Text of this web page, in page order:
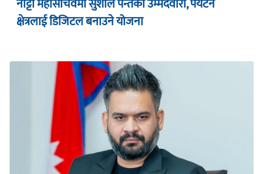
क्षेत्रलाई डिजिटल बनाउने योजना